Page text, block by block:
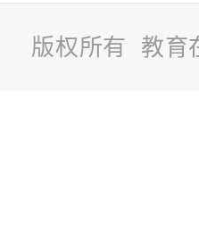
版权所有 教育